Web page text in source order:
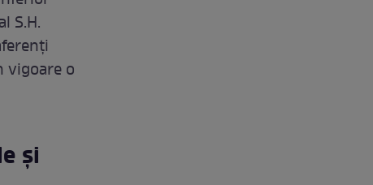
S.H.
vigoare o
și